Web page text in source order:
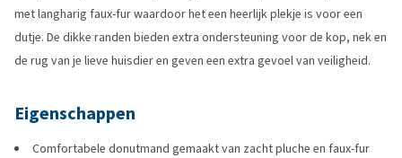
met langharig faux-fur waardoor het een heerlijk plekje is voor een
dutje. De dikke randen bieden extra ondersteuning voor de kop, nek en
de rug van je lieve huisdier en geven een extra gevoel van veiligheid.
Eigenschappen
Comfortabele donutmand gemaakt van zacht pluche en faux-fur